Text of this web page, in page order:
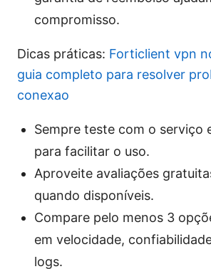
compromisso.
Dicas práticas: Forticlient vpn
guia completo para resolver
conexao
Sempre teste com o serviço
para facilitar o uso.
Aproveite avaliações
quando disponíveis.
Compare pelo menos 3
em velocidade,
logs.